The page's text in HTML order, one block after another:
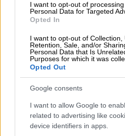
I want to opt-out of
Personal Data for Targeted
Opted In
I want to opt-out of Collection,
Retention, Sale, and/or
Personal Data that Is
Purposes for which it was
Opted Out
Google consents
I want to allow Google to
related to advertising like
device identifiers in apps.
αυξήσεις στα καύσιμα,
«φαίνεται πως έτσι θα
κυκλοφοριακό
ΔΙΑΒΑΣΤΕ ΕΠΙΣΗΣ
Κόσμος|11.01.2022 13:35
Γιατί είναι
τον νέο υπουργό